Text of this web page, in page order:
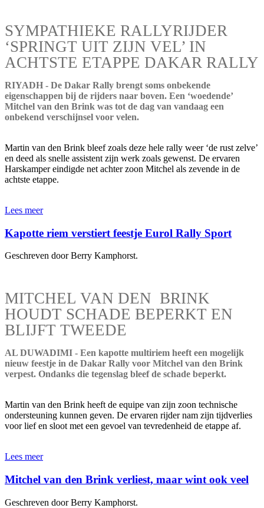
SYMPATHIEKE RALLYRIJDER
‘SPRINGT UIT ZIJN VEL’ IN
ACHTSTE ETAPPE DAKAR RALLY
RIYADH - De Dakar Rally brengt soms onbekende
eigenschappen bij de rijders naar boven. Een ‘woedende’
Mitchel van den Brink was tot de dag van vandaag een
onbekend verschijnsel voor velen.
Martin van den Brink bleef zoals deze hele rally weer ‘de rust zelve’
en deed als snelle assistent zijn werk zoals gewenst. De ervaren
Harskamper eindigde net achter zoon Mitchel als zevende in de
achtste etappe.
Lees meer
Kapotte riem verstiert feestje Eurol Rally Sport
Geschreven door Berry Kamphorst.
MITCHEL VAN DEN BRINK
HOUDT SCHADE BEPERKT EN
BLIJFT TWEEDE
AL DUWADIMI - Een kapotte multiriem heeft een mogelijk
nieuw feestje in de Dakar Rally voor Mitchel van den Brink
verpest. Ondanks die tegenslag bleef de schade beperkt.
Martin van den Brink heeft de equipe van zijn zoon technische
ondersteuning kunnen geven. De ervaren rijder nam zijn tijdverlies
voor lief en sloot met een gevoel van tevredenheid de etappe af.
Lees meer
Mitchel van den Brink verliest, maar wint ook veel
Geschreven door Berry Kamphorst.